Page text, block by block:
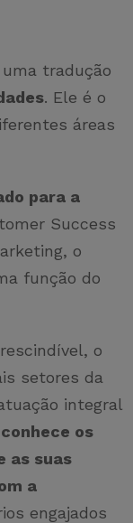
tradução
. Ele é o
áreas
para a
Success
o
função do
o
setores da
integral
os
as suas
a
engajados